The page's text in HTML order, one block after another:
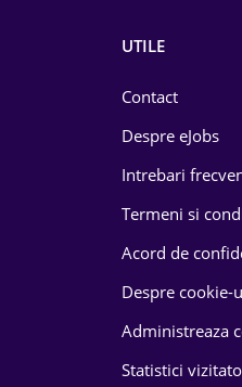
UTILE
Contact
Despre eJobs
Intrebari
Termeni si
Acord de
Despre cookie-
Administreaza
Statistici